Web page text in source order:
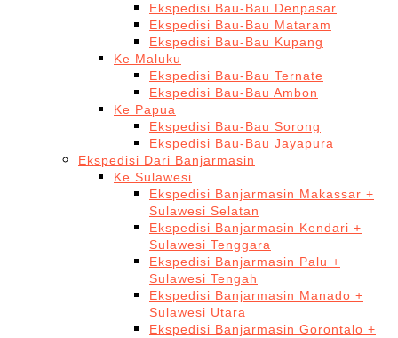
Ekspedisi Bau-Bau Denpasar
Ekspedisi Bau-Bau Mataram
Ekspedisi Bau-Bau Kupang
Ke Maluku
Ekspedisi Bau-Bau Ternate
Ekspedisi Bau-Bau Ambon
Ke Papua
Ekspedisi Bau-Bau Sorong
Ekspedisi Bau-Bau Jayapura
Ekspedisi Dari Banjarmasin
Ke Sulawesi
Ekspedisi Banjarmasin Makassar +
Sulawesi Selatan
Ekspedisi Banjarmasin Kendari +
Sulawesi Tenggara
Ekspedisi Banjarmasin Palu +
Sulawesi Tengah
Ekspedisi Banjarmasin Manado +
Sulawesi Utara
Ekspedisi Banjarmasin Gorontalo +